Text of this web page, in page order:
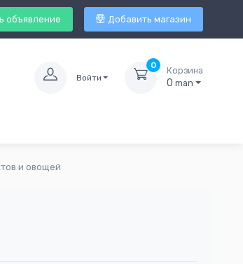
объявление Добавить магазин
Войти
0
Корзина
0 man
и овощей